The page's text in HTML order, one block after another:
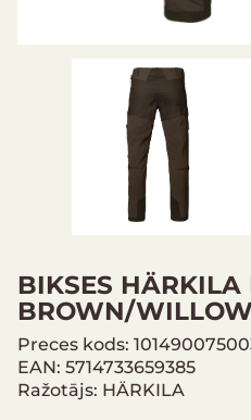
BIKSES HÄRKILA
BROWN/
Preces kods:
EAN: 5714733659385
Ražotājs: HÄRKILA